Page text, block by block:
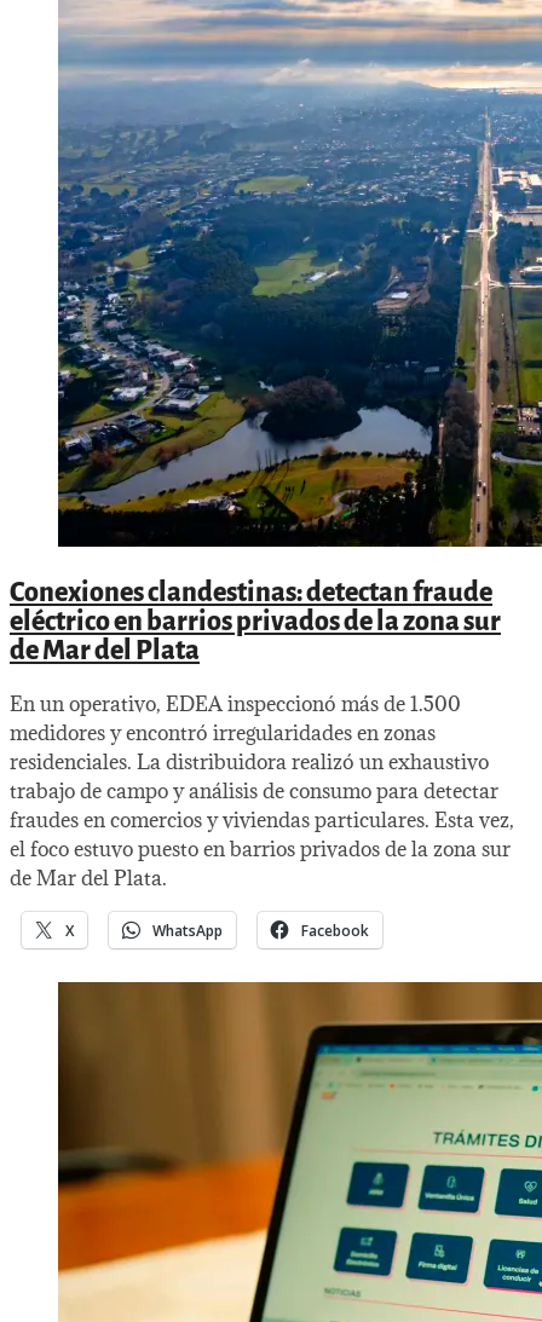
Conexiones clandestinas: detectan fraude
eléctrico en barrios privados de la zona sur
de Mar del Plata
En un operativo, EDEA inspeccionó más de 1.500
medidores y encontró irregularidades en zonas
residenciales. La distribuidora realizó un exhaustivo
trabajo de campo y análisis de consumo para detectar
fraudes en comercios y viviendas particulares. Esta vez,
el foco estuvo puesto en barrios privados de la zona sur
de Mar del Plata.
X WhatsApp Facebook